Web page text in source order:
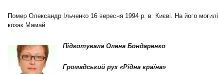
Помер Олександр Ільченко 16 вересня 1994 р. в Києві. На його
козак Мамай.
Підготувала Олена Бондаренко
Громадський рух «Рідна країна»